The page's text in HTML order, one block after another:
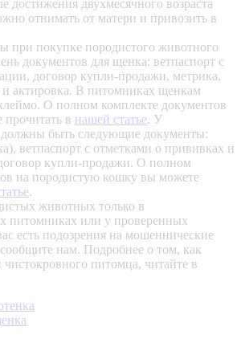
достижения двухмесячного возраста
отнимать от матери и привозить в
при покупке породистого животного
документов для щенка: ветпаспорт с
договор купли-продажи, метрика,
и актировка. В питомниках щенкам
О полном комплекте документов
в нашей статье. У
должны быть следующие документы:
ветпаспорт с отметками о прививках и
купли-продажи. О полном
на породистую кошку вы можете
.
животных только в
питомниках или у проверенных
есть подозрения на мошеннические
нам. Подробнее о том, как
чистокровного питомца, читайте в